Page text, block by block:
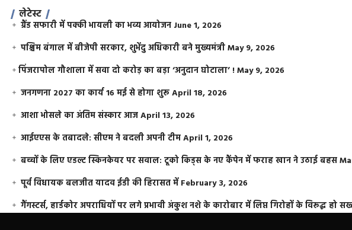
लेटेस्ट
ग्रैंड सफारी में पक्की भायली का भव्य आयोजन June 1, 2026
पश्चिम बंगाल में बीजेपी सरकार, शुभेंदु अधिकारी बने मुख्यमंत्रीMay 9, 2026
​पिंजरापोल गौशाला में सवा दो करोड़ का बड़ा ‘अनुदान घोटाला’ !May 9, 2026
जनगणना 2027 का कार्य 16 मई से होगा शुरूApril 18, 2026
आशा भोसले का अंतिम संस्कार आजApril 13, 2026
आईएएस के तबादले: सीएम ने बदली अपनी टीमApril 1, 2026
बच्चों के लिए एडल्ट स्किनकेयर पर सवाल: टूको किड्स के नए कैंपेन में फराह खान ने उठाई बहस
पूर्व विधायक बलजीत यादव ईडी की हिरासत में February 3, 2026
गैंगस्टर्स, हार्डकोर अपराधियों पर लगे प्रभावी अंकुश नशे के कारोबार में लिप्त गिरोहों के विरूद्ध हो